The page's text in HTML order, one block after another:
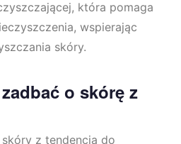
która pomaga
wspierając
skóry.
o skórę z
z tendencją do